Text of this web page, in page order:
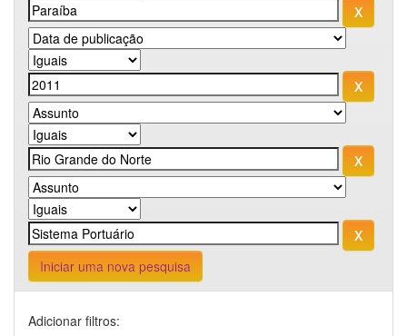
Iniciar uma nova pesquisa
Adicionar filtros: